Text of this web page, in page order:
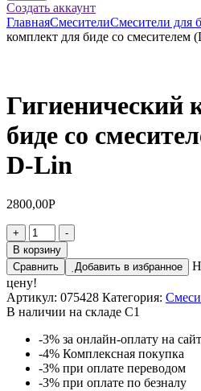
Создать аккаунт
ГлавнаяСмесителиСмесители для
комплект для биде со смесителем
Гигиенический
биде со
D-Lin
2800,00Р
+
Количество
товара
Гигиенический
комплект
для
биде
со
смесителем
(D184202)
D-
Lin
-
В корзину
Сравнить
Добавить в избранное
цену!
Артикул: 075428 Категория:
В наличии на складе С1
-3% за онлайн-оплату на
-4% Комплексная покупка
-3% при оплате переводом
-3% при оплате по безналу